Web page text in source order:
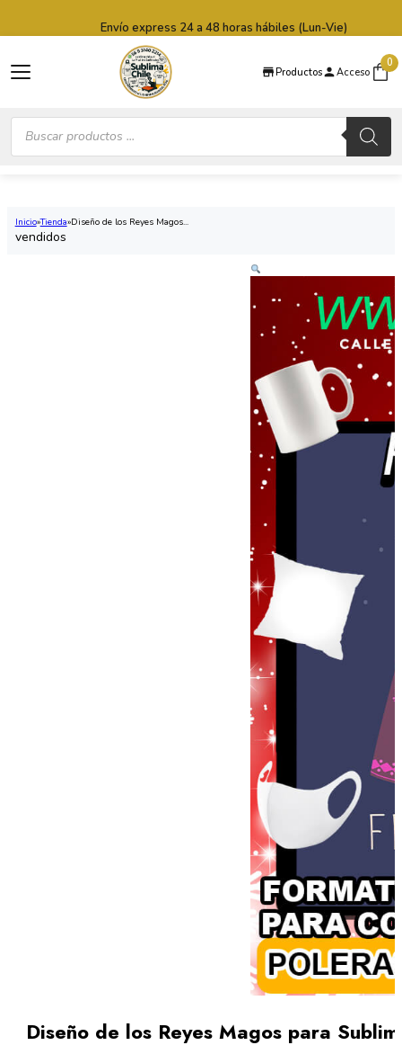
Productos Acceso
0
Búsqueda
productos
Envío express 24 a 48 horas hábiles (Lun-Vie)
Inicio Tienda Diseño de los Reyes Magos...
vendidos
Diseño de los Reyes Magos para